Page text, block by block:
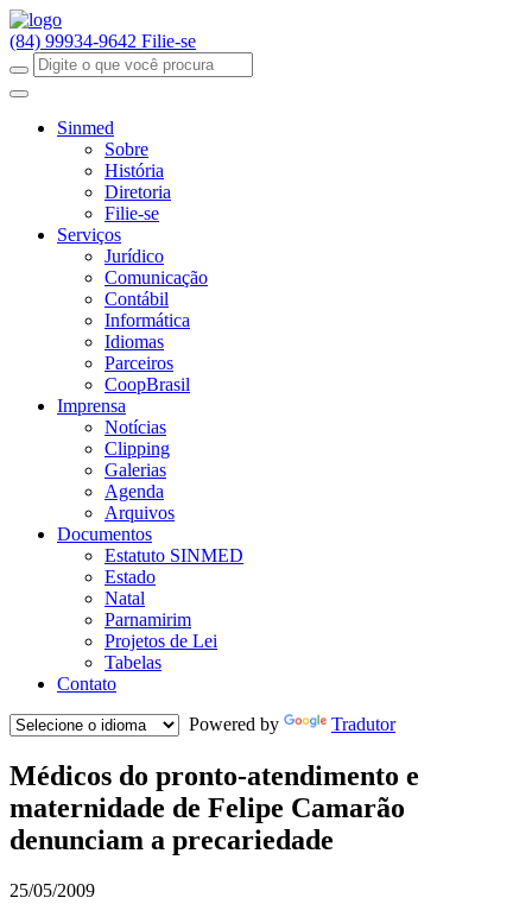
(84) 99934-9642 Filie-se
Sinmed
Sobre
História
Diretoria
Filie-se
Serviços
Jurídico
Comunicação
Contábil
Informática
Idiomas
Parceiros
CoopBrasil
Imprensa
Notícias
Clipping
Galerias
Agenda
Arquivos
Documentos
Estatuto SINMED
Estado
Natal
Parnamirim
Projetos de Lei
Tabelas
Contato
Powered by
Tradutor
Médicos do pronto-atendimento e
maternidade de Felipe Camarão
denunciam a precariedade
25/05/2009